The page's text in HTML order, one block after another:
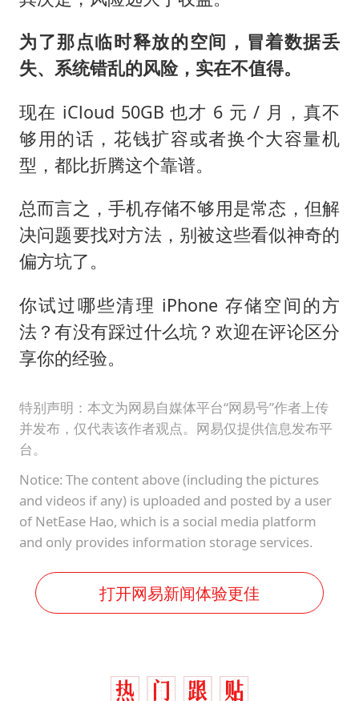
为了那点临时释放的空间，冒着数据丢
失、系统错乱的风险，实在不值得。
现在 iCloud 50GB 也才 6 元 / 月，真不
够用的话，花钱扩容或者换个大容量机
型，都比折腾这个靠谱。
总而言之，手机存储不够用是常态，但解
决问题要找对方法，别被这些看似神奇的
偏方坑了。
你试过哪些清理 iPhone 存储空间的方
法？有没有踩过什么坑？欢迎在评论区分
享你的经验。
特别声明：本文为网易自媒体平台“网易号”作者上传
并发布，仅代表该作者观点。网易仅提供信息发布平
台。
Notice: The content above (including the pictures
and videos if any) is uploaded and posted by a user
of NetEase Hao, which is a social media platform
and only provides information storage services.
打开网易新闻体验更佳